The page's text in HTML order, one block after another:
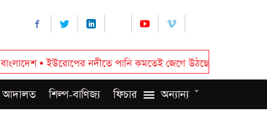
নদীতে পানি কমতেই জেগে উঠছে যুদ্ধের স্মৃতি•
শিল্প-বাণিজ্য ফিচার অন্যান্য